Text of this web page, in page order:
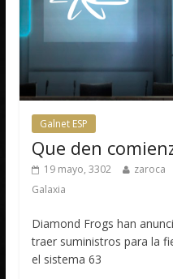
Galnet ESP
Que den
19 mayo, 3302 zaroca
Galaxia
Diamond Frogs han
traer suministros para la
el sistema 63